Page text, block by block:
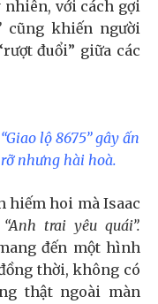
nhiên, với cách gợi
cũng khiến người
đuổi” giữa các
lộ 8675” gây ấn
nhưng hài hoà.
hiếm hoi mà Isaac
“Anh trai yêu quái”.
đến một hình
thời, không có
thật ngoài màn